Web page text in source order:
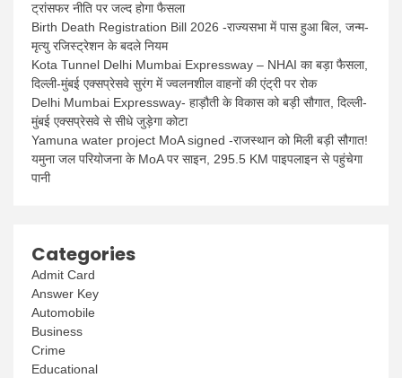
ट्रांसफर नीति पर जल्द होगा फैसला
Birth Death Registration Bill 2026 -राज्यसभा में पास हुआ बिल, जन्म-
मृत्यु रजिस्ट्रेशन के बदले नियम
Kota Tunnel Delhi Mumbai Expressway – NHAI का बड़ा फैसला,
दिल्ली-मुंबई एक्सप्रेसवे सुरंग में ज्वलनशील वाहनों की एंट्री पर रोक
Delhi Mumbai Expressway- हाड़ौती के विकास को बड़ी सौगात, दिल्ली-
मुंबई एक्सप्रेसवे से सीधे जुड़ेगा कोटा
Yamuna water project MoA signed -राजस्थान को मिली बड़ी सौगात!
यमुना जल परियोजना के MoA पर साइन, 295.5 KM पाइपलाइन से पहुंचेगा
पानी
Categories
Admit Card
Answer Key
Automobile
Business
Crime
Educational